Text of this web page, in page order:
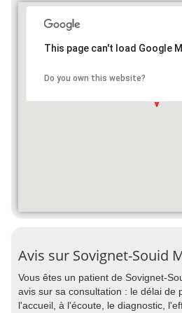
This page can't load Google
Do you own this website?
Avis sur Sovignet-Souid
Vous êtes un patient de Sovignet-
avis sur sa consultation : le délai de
l'accueil, à l'écoute, le diagnostic,